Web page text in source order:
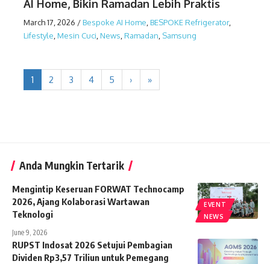
AI Home, Bikin Ramadan Lebih Praktis
March 17, 2026 /Bespoke AI Home,BESPOKE Refrigerator,
Lifestyle,Mesin Cuci,News,Ramadan, Samsung
1 2 3 4 5 › »
Anda Mungkin Tertarik
EVENT
NEWS
Mengintip Keseruan FORWAT Technocamp
2026, Ajang Kolaborasi Wartawan
Teknologi
June 9, 2026
RUPST Indosat 2026 Setujui Pembagian
Dividen Rp3,57 Triliun untuk Pemegang